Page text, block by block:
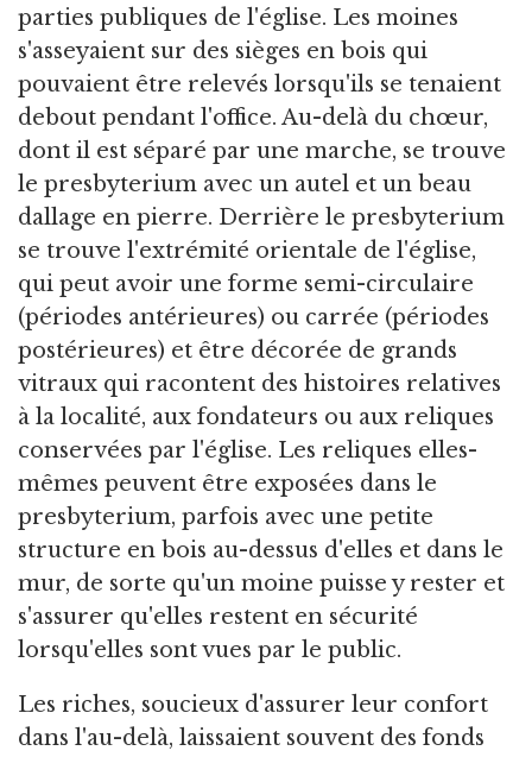
parties publiques de l'église. Les moines
s'asseyaient sur des sièges en bois qui
pouvaient être relevés lorsqu'ils se tenaient
debout pendant l'office. Au-delà du chœur,
dont il est séparé par une marche, se trouve
le presbyterium avec un autel et un beau
dallage en pierre. Derrière le presbyterium
se trouve l'extrémité orientale de l'église,
qui peut avoir une forme semi-circulaire
(périodes antérieures) ou carrée (périodes
postérieures) et être décorée de grands
vitraux qui racontent des histoires relatives
à la localité, aux fondateurs ou aux reliques
conservées par l'église. Les reliques elles-
mêmes peuvent être exposées dans le
presbyterium, parfois avec une petite
structure en bois au-dessus d'elles et dans le
mur, de sorte qu'un moine puisse y rester et
s'assurer qu'elles restent en sécurité
lorsqu'elles sont vues par le public.
Les riches, soucieux d'assurer leur confort
dans l'au-delà, laissaient souvent des fonds